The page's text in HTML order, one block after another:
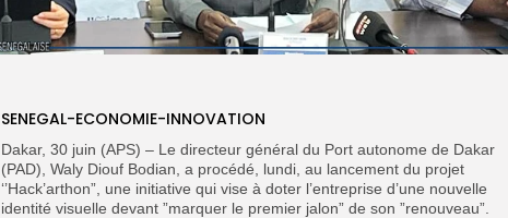
SENEGAL-ECONOMIE-INNOVATION
Dakar, 30 juin (APS) – Le directeur général du Port autonome de Dakar
(PAD), Waly Diouf Bodian, a procédé, lundi, au lancement du projet
‘’Hack’arthon”, une initiative qui vise à doter l’entreprise d’une nouvelle
identité visuelle devant ”marquer le premier jalon” de son ”renouveau”.